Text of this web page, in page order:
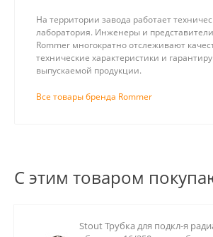
На территории завода работает
лаборатория. Инженеры и
Rommer многократно отслеживают
технические характеристики и
выпускаемой продукции.
Все товары бренда Rommer
С этим товаром
Stout Трубка для подкл-я